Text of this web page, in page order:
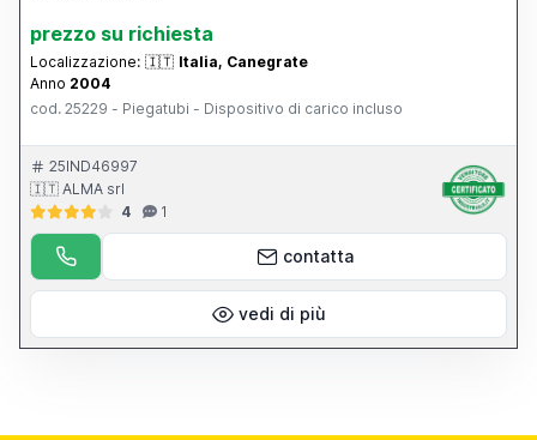
prezzo su richiesta
Localizzazione: 🇮🇹 Italia, Canegrate
Anno 2004
cod. 25229 - Piegatubi - Dispositivo di carico incluso
25IND46997
🇮🇹 ALMA srl
4
1
contatta
vedi di più